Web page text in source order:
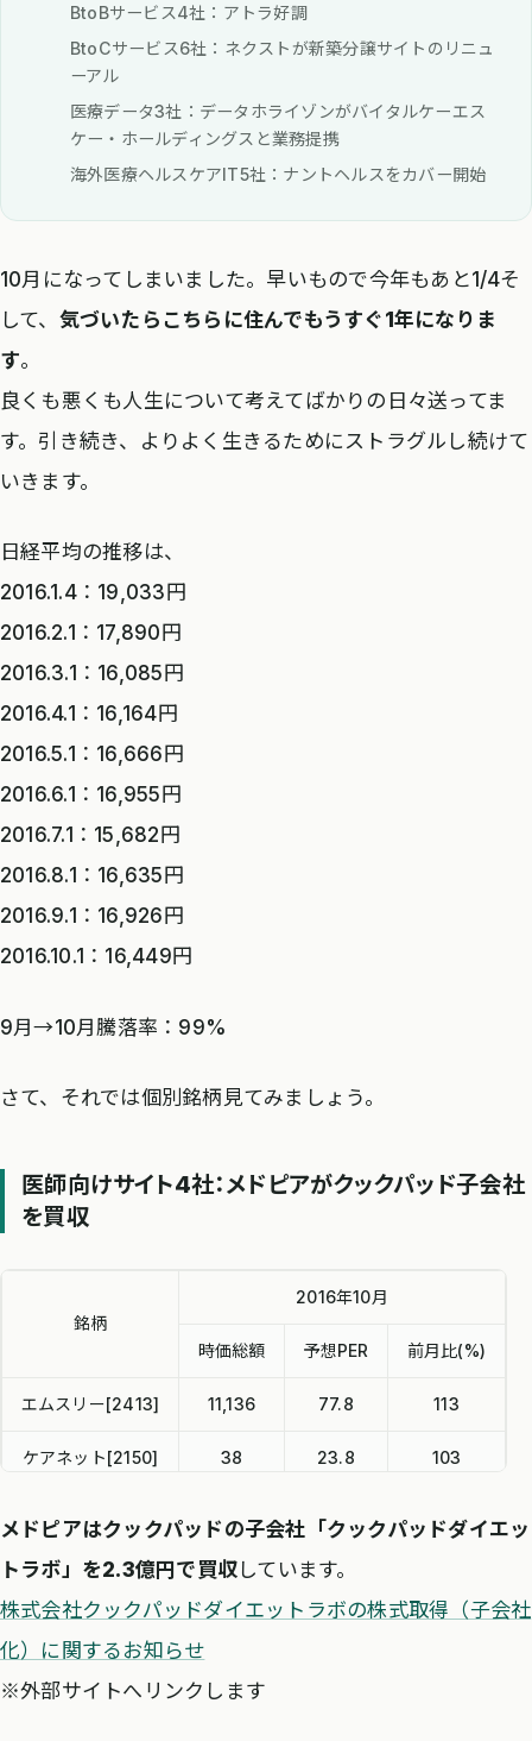
BtoBサービス4社：アトラ好調
BtoCサービス6社：ネクストが新築分譲サイトのリニュ
ーアル
医療データ3社：データホライゾンがバイタルケーエス
ケー・ホールディングスと業務提携
海外医療ヘルスケアIT5社：ナントヘルスをカバー開始
10月になってしまいました。早いもので今年もあと1/4そ
して、 気づいたらこちらに住んでもうすぐ1年になりま
す。
良くも悪くも人生について考えてばかりの日々送ってま
す。引き続き、よりよく生きるためにストラグルし続けて
いきます。
日経平均の推移は、
2016.1.4：19,033円
2016.2.1：17,890円
2016.3.1：16,085円
2016.4.1：16,164円
2016.5.1：16,666円
2016.6.1：16,955円
2016.7.1：15,682円
2016.8.1：16,635円
2016.9.1：16,926円
2016.10.1：16,449円
9月→10月騰落率：99%
さて、それでは個別銘柄見てみましょう。
医師向けサイト4社：メドピアがクックパッド子会社
を買収
銘柄
2016年10月
時価総額 予想PER 前月比(%)
エムスリー[2413] 11,136 77.8 113
ケアネット[2150] 38 23.8 103
MRT[6034] 97 84.4
メドピアはクックパッドの子会社「クックパッドダイエッ
トラボ」を2.3億円で買収 しています。
株式会社クックパッドダイエットラボの株式取得（子会社
化）に関するお知らせ
※外部サイトへリンクします